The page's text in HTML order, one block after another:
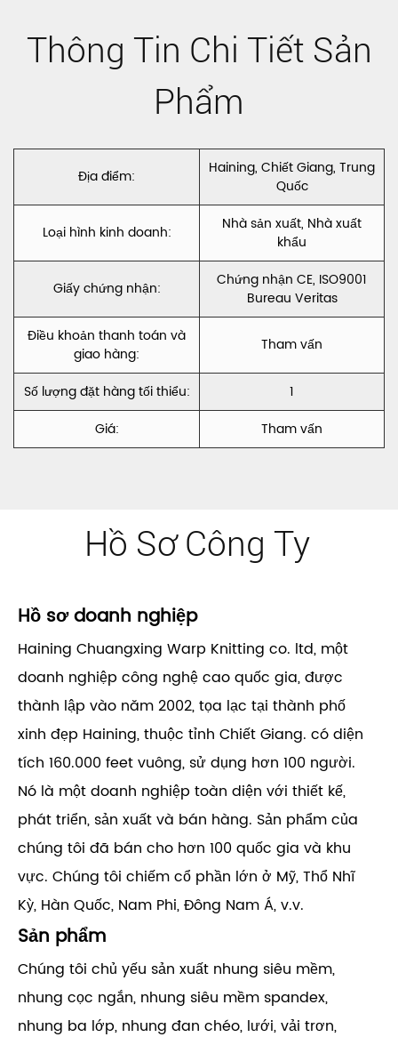
Nhung Pháp
Nhung nhung
Thông Tin Chi Tiết Sản
Phẩm
Địa điểm:
Haining, Chiết Giang, Trung
Quốc
Loại hình kinh doanh:
Nhà sản xuất, Nhà xuất
khẩu
Giấy chứng nhận:
Chứng nhận CE, ISO9001
Bureau Veritas
Điều khoản thanh toán và
giao hàng:
Tham vấn
Số lượng đặt hàng tối thiểu:
1
Giá:
Tham vấn
Hồ Sơ Công Ty
Hồ sơ doanh nghiệp
Haining Chuangxing Warp Knitting co. ltd, một
doanh nghiệp công nghệ cao quốc gia, được
thành lập vào năm 2002, tọa lạc tại thành phố
xinh đẹp Haining, thuộc tỉnh Chiết Giang. có diện
tích 160.000 feet vuông, sử dụng hơn 100 người.
Nó là một doanh nghiệp toàn diện với thiết kế,
phát triển, sản xuất và bán hàng. Sản phẩm của
chúng tôi đã bán cho hơn 100 quốc gia và khu
vực. Chúng tôi chiếm cổ phần lớn ở Mỹ, Thổ Nhĩ
Kỳ, Hàn Quốc, Nam Phi, Đông Nam Á, v.v.
Sản phẩm
Chúng tôi chủ yếu sản xuất nhung siêu mềm,
nhung cọc ngắn, nhung siêu mềm spandex,
nhung ba lớp, nhung đan chéo, lưới, vải trơn,